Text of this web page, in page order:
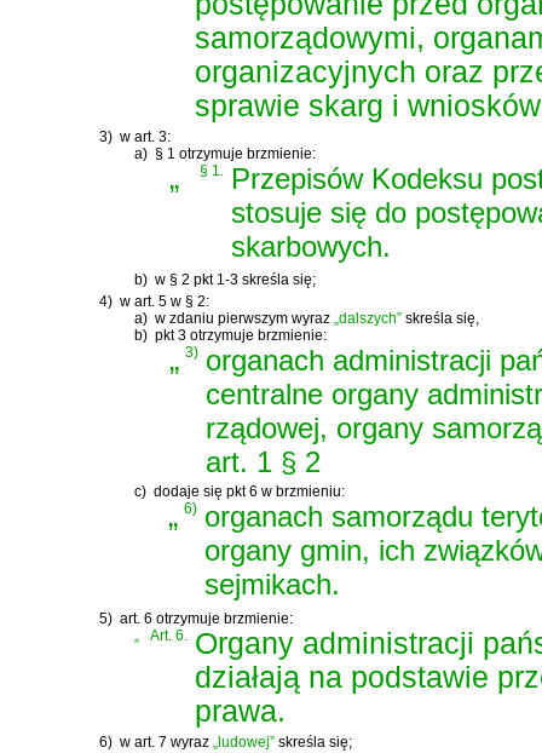
samorządowymi,
organizacyjnych oraz
sprawie skarg i
3) w art. 3:
a) § 1 otrzymuje brzmienie:
„ § 1. Przepisów Kodeksu
stosuje się do
skarbowych.
b) w § 2 pkt 1-3 skreśla się;
4) w art. 5 w § 2:
a) w zdaniu pierwszym wyraz „dalszych” skreśla się,
b) pkt 3 otrzymuje brzmienie:
„3) organach administracji
centralne organy
rządowej, organy
art. 1 § 2
c) dodaje się pkt 6 w brzmieniu:
„6) organach samorządu
organy gmin, ich
sejmikach.
5) art. 6 otrzymuje brzmienie:
„
Art. 6. Organy administracji
działają na podstawie
prawa.
6) w art. 7 wyraz „ludowej” skreśla się;